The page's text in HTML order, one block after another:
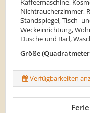
Kaffeemaschine,
Nichtraucherzimmer,
Standspiegel, Tisch-
Weckeinrichtung,
Dusche und Bad,
Größe
Verfügbarkeiten